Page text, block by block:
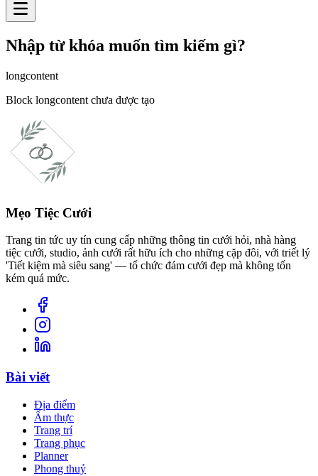
Nhập từ khóa muốn tìm kiếm gì?
longcontent
Block longcontent chưa được tạo
Mẹo Tiệc Cưới
Trang tin tức uy tín cung cấp những thông tin cưới hỏi, nhà hàng
tiệc cưới, studio, ảnh cưới rất hữu ích cho những cặp đôi, với triết lý
'Tiết kiệm mà siêu sang' — tổ chức đám cưới đẹp mà không tốn
kém quá mức.
Bài viết
Địa điểm
Ẩm thực
Trang trí
Trang phục
Planner
Phong thuỷ